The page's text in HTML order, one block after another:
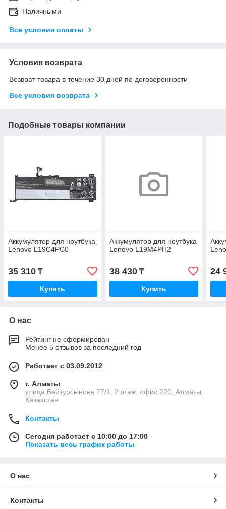
Наличными
Все условия оплаты
Условия возврата
Возврат товара в течение 30 дней по договоренности
Все условия возврата
Подобные товары компании
Аккумулятор для ноутбука
Lenovo L19C4PC0
35 310 ₸
Купить
Аккумулятор для ноутбука
Lenovo L19M4PH2
38 430₸
Купить
24
О нас
Рейтинг не сформирован
Менее 5 отзывов за последний год
Работает с 03.09.2012
г. Алматы
улица Байтурсынова 27/1, 2 этаж, офис 220, Алматы,
Казахстан
Контакты
Сегодня работает с 10:00 до 17:00
Показать весь график работы
О нас
Контакты